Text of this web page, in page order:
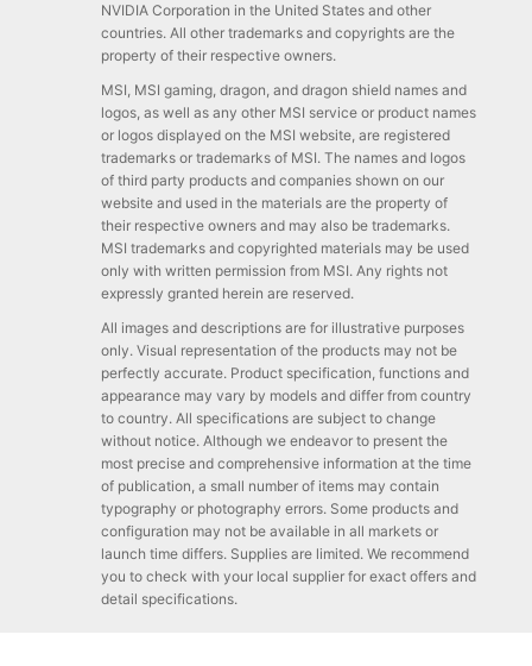
NVIDIA Corporation in the United States and other
countries. All other trademarks and copyrights are the
property of their respective owners.
MSI, MSI gaming, dragon, and dragon shield names and
logos, as well as any other MSI service or product names
or logos displayed on the MSI website, are registered
trademarks or trademarks of MSI. The names and logos
of third party products and companies shown on our
website and used in the materials are the property of
their respective owners and may also be trademarks.
MSI trademarks and copyrighted materials may be used
only with written permission from MSI. Any rights not
expressly granted herein are reserved.
All images and descriptions are for illustrative purposes
only. Visual representation of the products may not be
perfectly accurate. Product specification, functions and
appearance may vary by models and differ from country
to country. All specifications are subject to change
without notice. Although we endeavor to present the
most precise and comprehensive information at the time
of publication, a small number of items may contain
typography or photography errors. Some products and
configuration may not be available in all markets or
launch time differs. Supplies are limited. We recommend
you to check with your local supplier for exact offers and
detail specifications.